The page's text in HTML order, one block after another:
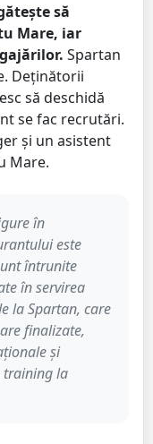
să
Mare, iar
Spartan
Deținătorii
să deschidă
se fac recrutări.
și un asistent
Mare.
în
este
întrunite
în servirea
la Spartan, care
finalizate,
și
training la